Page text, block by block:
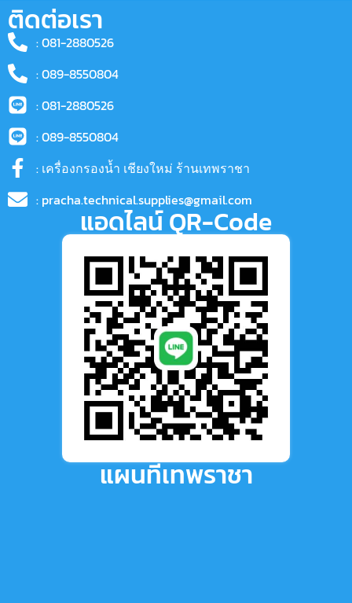
ติดต่อเรา
: 081-2880526
: 089-8550804
: 081-2880526
: 089-8550804
: เครื่องกรองน้ำ เชียงใหม่ ร้านเทพราชา
: pracha.technical.supplies@gmail.com
แอดไลน์ QR-Code
แผนที่เทพราชา